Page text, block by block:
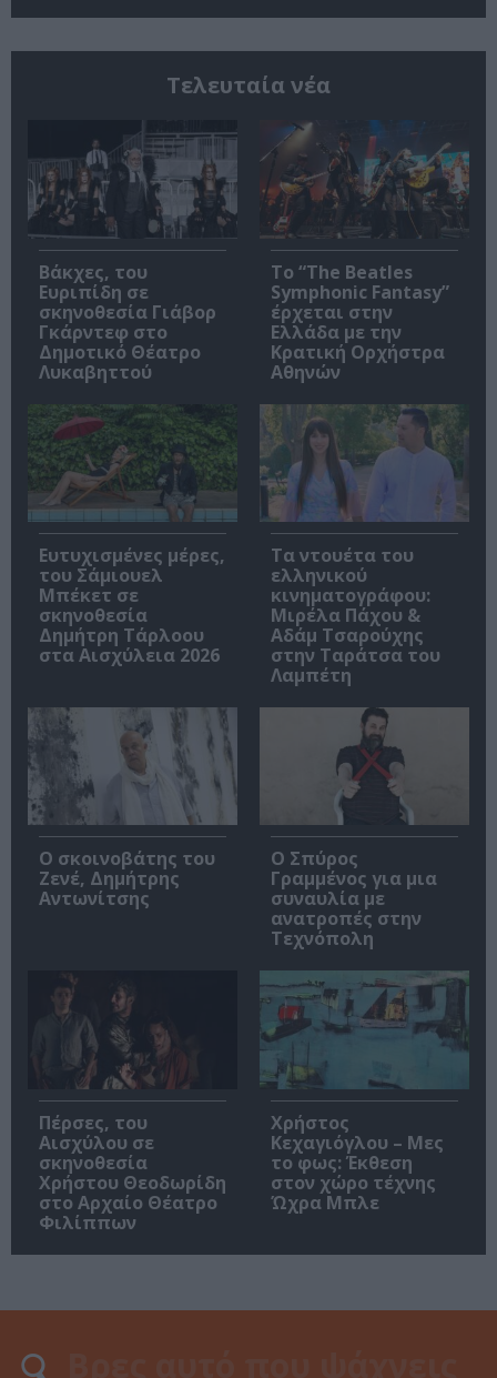
Τελευταία νέα
Βάκχες, του
Ευριπίδη σε
σκηνοθεσία Γιάβορ
Γκάρντεφ στο
Δημοτικό Θέατρο
Λυκαβηττού
Το “The Beatles
Symphonic Fantasy”
έρχεται στην
Ελλάδα με την
Κρατική Ορχήστρα
Αθηνών
Ευτυχισμένες μέρες,
του Σάμιουελ
Μπέκετ σε
σκηνοθεσία
Δημήτρη Τάρλοου
στα Αισχύλεια 2026
Τα ντουέτα του
ελληνικού
κινηματογράφου:
Μιρέλα Πάχου &
Αδάμ Τσαρούχης
στην Ταράτσα του
Λαμπέτη
Ο σκοινοβάτης του
Ζενέ, Δημήτρης
Αντωνίτσης
Ο Σπύρος
Γραμμένος για μια
συναυλία με
ανατροπές στην
Τεχνόπολη
Πέρσες, του
Αισχύλου σε
σκηνοθεσία
Χρήστου Θεοδωρίδη
στο Αρχαίο Θέατρο
Φιλίππων
Χρήστος
Κεχαγιόγλου – Μες
το φως: Έκθεση
στον χώρο τέχνης
Ώχρα Μπλε